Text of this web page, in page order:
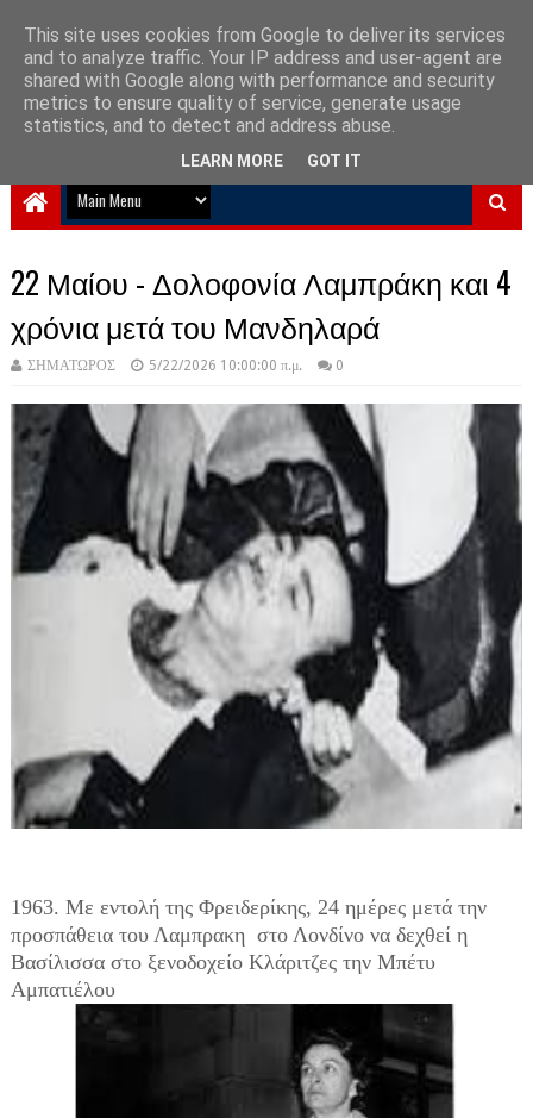
NewPlanet09
Ειδήσεις νέα από την Ελλάδα και τον κόσμο
22 Μαίου - Δολοφονία Λαμπράκη και 4
χρόνια μετά του Μανδηλαρά
ΣΗΜΑΤΩΡΟΣ 5/22/2026 10:00:00 π.μ. 0
1963. Με εντολή της Φρειδερίκης, 24 ημέρες μετά την
προσπάθεια του Λαμπρακη στο Λονδίνο να δεχθεί η
Βασίλισσα στο ξενοδοχείο Κλάριτζες την Μπέτυ
Αμπατιέλου
This site uses cookies from Google to deliver its services
and to analyze traffic. Your IP address and user-agent are
shared with Google along with performance and security
metrics to ensure quality of service, generate usage
statistics, and to detect and address abuse.
LEARN MORE GOT IT